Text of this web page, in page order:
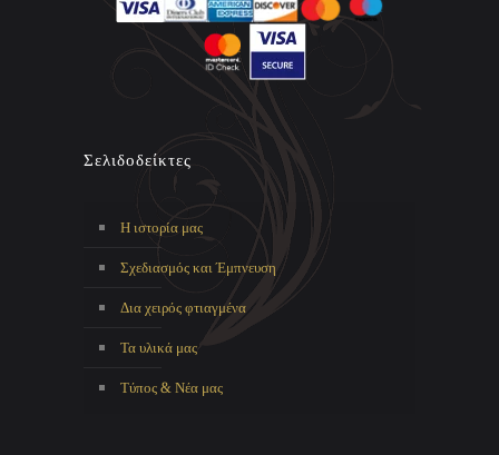
Σελιδοδείκτες
Η ιστορία μας
Σχεδιασμός και Έμπνευση
Δια χειρός φτιαγμένα
Τα υλικά μας
Τύπος & Νέα μας